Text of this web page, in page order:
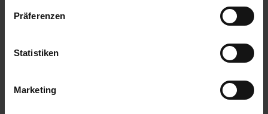
Präferenzen
Statistiken
Marketing